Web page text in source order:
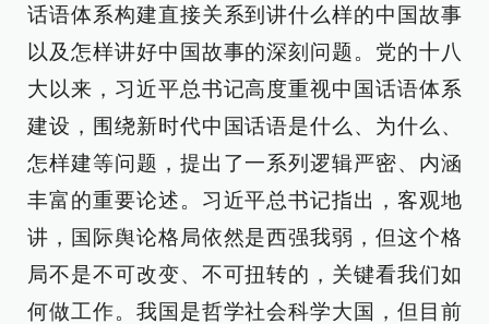
话语体系构建直接关系到讲什么样的中国故事
以及怎样讲好中国故事的深刻问题。党的十八
大以来，习近平总书记高度重视中国话语体系
建设，围绕新时代中国话语是什么、为什么、
怎样建等问题，提出了一系列逻辑严密、内涵
丰富的重要论述。习近平总书记指出，客观地
讲，国际舆论格局依然是西强我弱，但这个格
局不是不可改变、不可扭转的，关键看我们如
何做工作。我国是哲学社会科学大国，但目前